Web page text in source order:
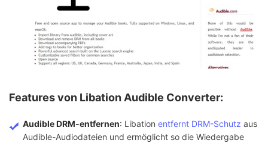
Features von Libation Audible Converter:
Audible DRM-entfernen: Libation entfernt DRM-Schutz aus
Audible-Audiodateien und ermöglicht so die Wiedergabe